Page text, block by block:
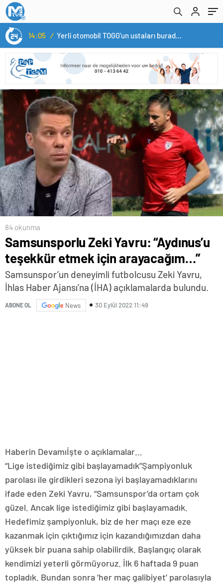
14:05 / Yerli otomobil TOGG’un ustaları burada yetişecek
84 okunma
Samsunsporlu Zeki Yavru: “Aydınus’u
teşekkür etmek için arayacağım…”
Samsunspor’un deneyimli futbolcusu Zeki Yavru,
İhlas Haber Ajansı’na (İHA) açıklamalarda bulundu.
ABONE OL News 30 Eylül 2022 11:49
Haberin Devamıİşte o açıklamalar…
“Lige istediğimiz gibi başlayamadık”Şampiyonluk
parolası ile girdikleri sezona iyi başlayamadıklarını
ifade eden Zeki Yavru, “Samsunspor’da ortam çok
güzel. Ancak lige istediğimiz gibi başlayamadık.
Hedefimiz şampiyonluk, biz de her maçı eze eze
kazanmak için çıktığımız için kazandığımızdan daha
yüksek bir puana sahip olabilirdik. Başlangıç olarak
kendimizi yeterli görmüyoruz. İlk 6 haftada 9 puan
topladık. Bundan sonra ‘her maç galibiyet’ parolasıyla